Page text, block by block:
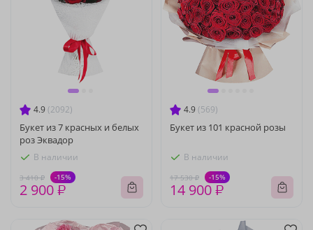
4.9 (2092)
Букет из 7 красных и белых
роз Эквадор
В наличии
3 410 ₽ -15%
2 900 ₽
4.9 (569)
Букет из 101 красной розы
В наличии
17 530 ₽ -15%
14 900 ₽